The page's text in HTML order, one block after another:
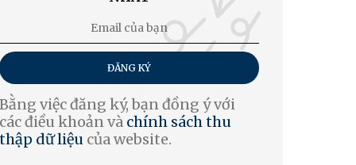
ĐĂNG KÝ
Bằng việc đăng ký, bạn đồng ý với
các điều khoản và chính sách thu
thập dữ liệu của website.